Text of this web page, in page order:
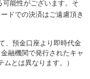
能性がございます。そ
ドでの決済はご遠慮頂き
、預金口座より即時代金
融機関で発行されたキャ
とは異なります。）